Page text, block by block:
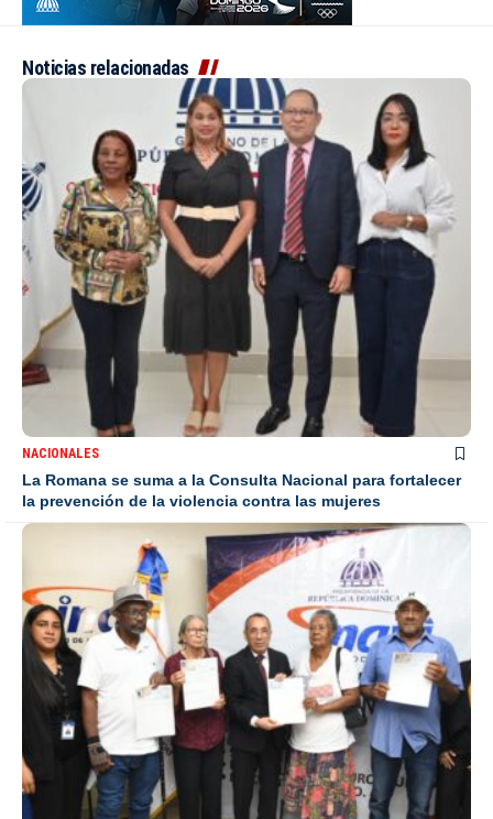
Noticias relacionadas
NACIONALES
La Romana se suma a la Consulta Nacional para fortalecer
la prevención de la violencia contra las mujeres